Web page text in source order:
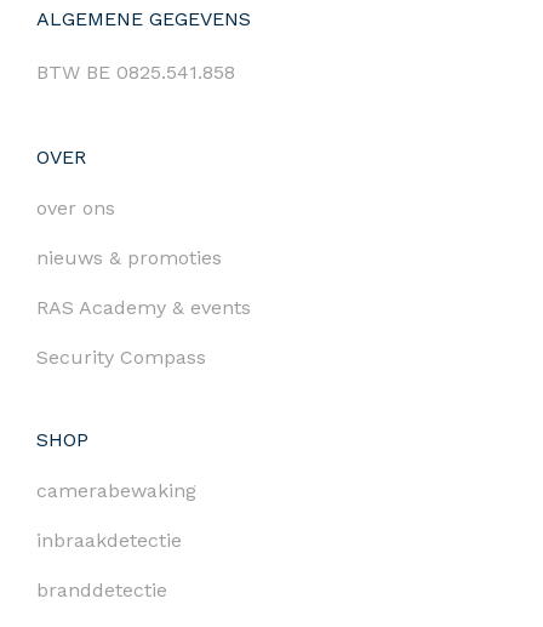
ALGEMENE GEGEVENS
BTW BE 0825.541.858
OVER
over ons
nieuws & promoties
RAS Academy & events
Security Compass
SHOP
camerabewaking
inbraakdetectie
branddetectie